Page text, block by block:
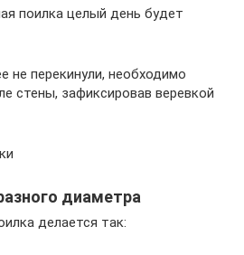
поилка целый день будет
не перекинули, необходимо
стены, зафиксировав веревкой
диаметра
делается так: